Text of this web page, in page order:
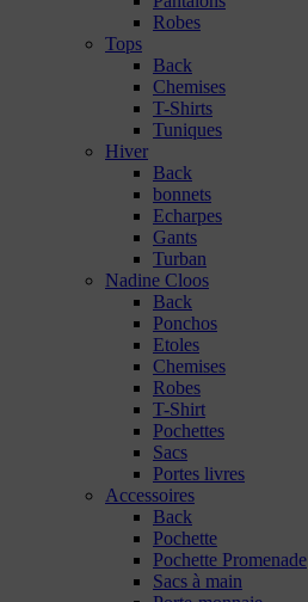
Robes
Tops
Back
Chemises
T-Shirts
Tuniques
Hiver
Back
bonnets
Echarpes
Gants
Turban
Nadine Cloos
Back
Ponchos
Etoles
Chemises
Robes
T-Shirt
Pochettes
Sacs
Portes livres
Accessoires
Back
Pochette
Pochette Promenade
Sacs à main